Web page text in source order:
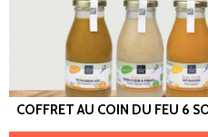
COFFRET AU COIN DU FEU 6